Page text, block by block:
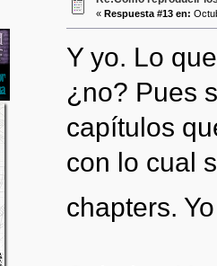
« Respuesta #13 en:
Y yo. Lo
¿no? Pues
capítulos
con lo cual
chapters.